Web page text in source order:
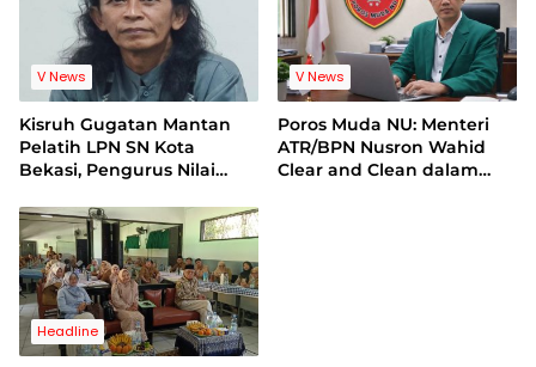
V News
Kisruh Gugatan Mantan
Pelatih LPN SN Kota
Bekasi, Pengurus Nilai
Berdasar
V News
Poros Muda NU: Menteri
ATR/BPN Nusron Wahid
Clear and Clean dalam
Headline